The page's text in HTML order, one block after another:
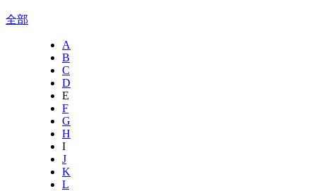
全部
A
B
C
D
E
F
G
H
I
J
K
L